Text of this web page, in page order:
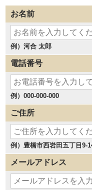
お名前
例）河合 太郎
電話番号
例）000-000-000
ご住所
例）豊橋市西岩田五丁目9-
メールアドレス